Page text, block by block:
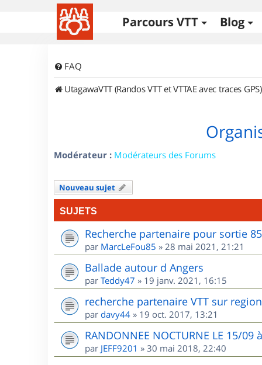
Parcours VTT Blog
FAQ
UtagawaVTT (Randos VTT et VTTAE avec traces GPS)
Modérateur : Modérateurs des Forums
Nouveau sujet
SUJETS
Recherche partenaire pour sortie
par MarcLeFou85 » 28 mai 2021, 21:21
Ballade autour d Angers
par Teddy47 » 19 janv. 2021, 16:15
recherche partenaire VTT sur
par davy44 » 19 oct. 2017, 13:21
RANDONNEE NOCTURNE LE 15/09
par JEFF9201 » 30 mai 2018, 22:40